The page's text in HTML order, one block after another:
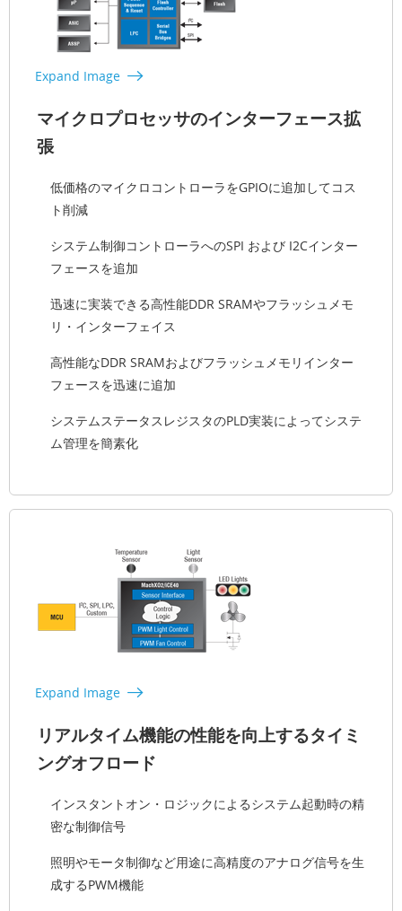
Expand Image
マイクロプロセッサのインターフェース拡
張
低価格のマイクロコントローラをGPIOに追加してコス
ト削減
システム制御コントローラへのSPI および I2Cインター
フェースを追加
迅速に実装できる高性能DDR SRAMやフラッシュメモ
リ・インターフェイス
高性能なDDR SRAMおよびフラッシュメモリインター
フェースを迅速に追加
システムステータスレジスタのPLD実装によってシステ
ム管理を簡素化
Expand Image
リアルタイム機能の性能を向上するタイミ
ングオフロード
インスタントオン・ロジックによるシステム起動時の精
密な制御信号
照明やモータ制御など用途に高精度のアナログ信号を生
成するPWM機能